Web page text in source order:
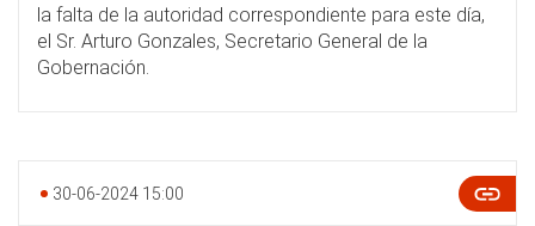
la falta de la autoridad correspondiente para este día,
el Sr. Arturo Gonzales, Secretario General de la
Gobernación.
30-06-2024 15:00